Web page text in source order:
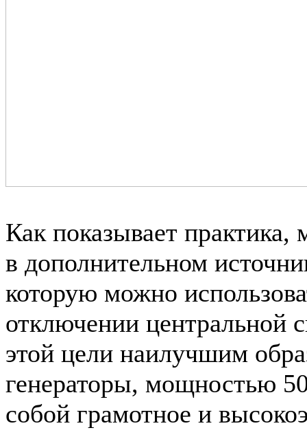
Как показывает
в дополнительном
которую можно
отключении центральной
этой цели наилучшим
генераторы, мощностью
собой грамотное и